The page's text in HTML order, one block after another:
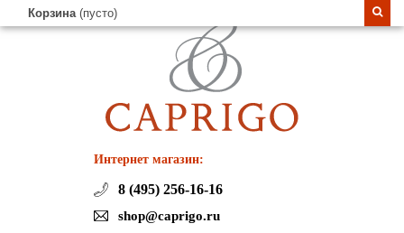
Корзина (пусто)
Интернет магазин:
8 (495) 256-16-16
shop@caprigo.ru